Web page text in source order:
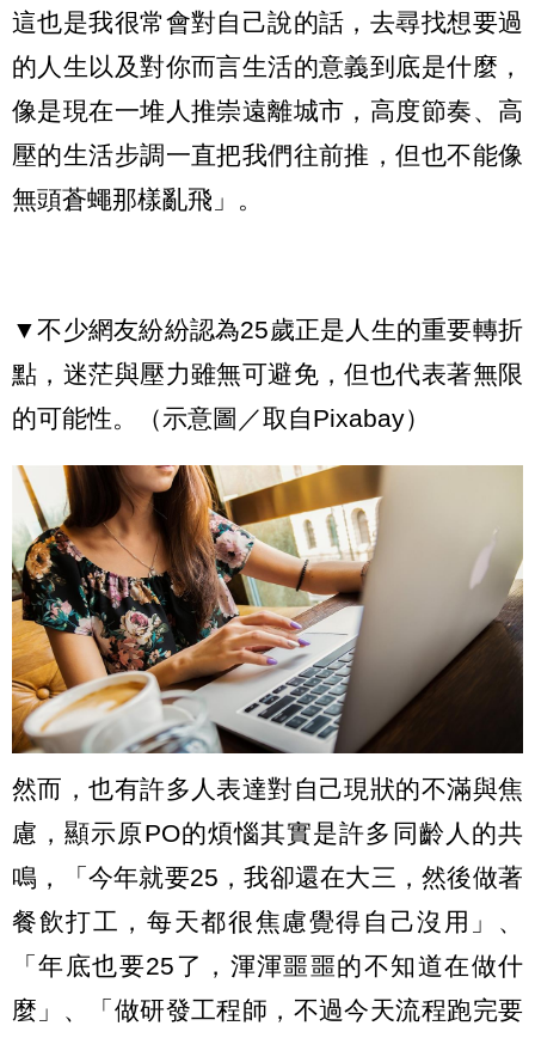
這也是我很常會對自己說的話，去尋找想要過
的人生以及對你而言生活的意義到底是什麼，
像是現在一堆人推崇遠離城市，高度節奏、高
壓的生活步調一直把我們往前推，但也不能像
無頭蒼蠅那樣亂飛」。
▼不少網友紛紛認為25歲正是人生的重要轉折
點，迷茫與壓力雖無可避免，但也代表著無限
的可能性。（示意圖／取自Pixabay）
然而，也有許多人表達對自己現狀的不滿與焦
慮，顯示原PO的煩惱其實是許多同齡人的共
鳴，「今年就要25，我卻還在大三，然後做著
餐飲打工，每天都很焦慮覺得自己沒用」、
「年底也要25了，渾渾噩噩的不知道在做什
麼」、「做研發工程師，不過今天流程跑完要